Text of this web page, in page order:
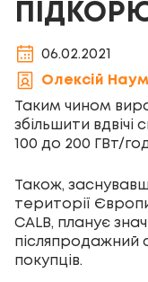
06.02.2021
Олексій
Таким чином
збільшити вдвічі
100 до 200 ГВт/
Також,
території
CALB, планує
післяпродажний
покупців.